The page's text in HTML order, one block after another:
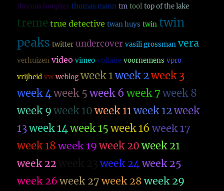
thomas hoepker thomas mann tm tool top of the lake
treme true detective twan huys twin twin
peaks twitter undercover vasili grossman vera
verhuizen video vimeo voltaire voornemens vpro
vrijheid vw weblog week 1week 2week 3
week 4week 5 week 6 week 7 week 8
week 9 week 10 week 11week 12week
13week 14week 15 week 16 week 17
week 18 week 19 week 20 week 21
week 22 week 24week 25
week 26 week 27 week 28 week 29